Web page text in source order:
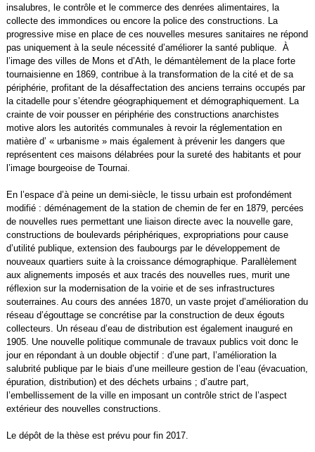
insalubres, le contrôle et le commerce des denrées alimentaires, la
collecte des immondices ou encore la police des constructions. La
progressive mise en place de ces nouvelles mesures sanitaires ne répond
pas uniquement à la seule nécessité d’améliorer la santé publique. À
l’image des villes de Mons et d’Ath, le démantèlement de la place forte
tournaisienne en 1869, contribue à la transformation de la cité et de sa
périphérie, profitant de la désaffectation des anciens terrains occupés par
la citadelle pour s’étendre géographiquement et démographiquement. La
crainte de voir pousser en périphérie des constructions anarchistes
motive alors les autorités communales à revoir la réglementation en
matière d’ « urbanisme » mais également à prévenir les dangers que
représentent ces maisons délabrées pour la sureté des habitants et pour
l’image bourgeoise de Tournai.
En l’espace d’à peine un demi-siècle, le tissu urbain est profondément
modifié : déménagement de la station de chemin de fer en 1879, percées
de nouvelles rues permettant une liaison directe avec la nouvelle gare,
constructions de boulevards périphériques, expropriations pour cause
d’utilité publique, extension des faubourgs par le développement de
nouveaux quartiers suite à la croissance démographique. Parallèlement
aux alignements imposés et aux tracés des nouvelles rues, murit une
réflexion sur la modernisation de la voirie et de ses infrastructures
souterraines. Au cours des années 1870, un vaste projet d’amélioration du
réseau d’égouttage se concrétise par la construction de deux égouts
collecteurs. Un réseau d’eau de distribution est également inauguré en
1905. Une nouvelle politique communale de travaux publics voit donc le
jour en répondant à un double objectif : d’une part, l’amélioration la
salubrité publique par le biais d’une meilleure gestion de l’eau (évacuation,
épuration, distribution) et des déchets urbains ; d’autre part,
l’embellissement de la ville en imposant un contrôle strict de l’aspect
extérieur des nouvelles constructions.
Le dépôt de la thèse est prévu pour fin 2017.